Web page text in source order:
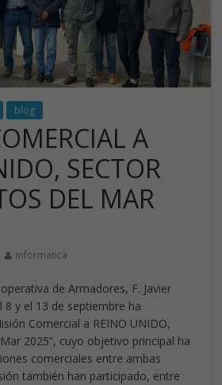
blog
A
SECTOR
DEL MAR
informatica
de Armadores, F. Javier
y el 13 de septiembre ha
Comercial a REINO UNIDO,
2025”, cuyo objetivo principal ha
comerciales entre ambas
también han participado, entre